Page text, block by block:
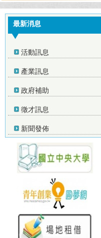
最新消息
活動訊息
產業訊息
政府補助
徵才訊息
新聞發佈